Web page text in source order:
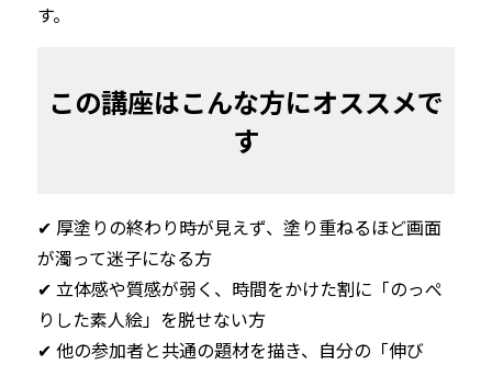
す。
この講座はこんな方にオススメで
す
✔︎ 厚塗りの終わり時が見えず、塗り重ねるほど画面
が濁って迷子になる方
✔︎ 立体感や質感が弱く、時間をかけた割に「のっぺ
りした素人絵」を脱せない方
✔︎ 他の参加者と共通の題材を描き、自分の「伸び